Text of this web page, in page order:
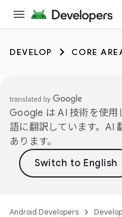
DEVELOP CORE
Google は AI 技術を使用
語に翻訳しています。AI
あります。
Android Developers Develop